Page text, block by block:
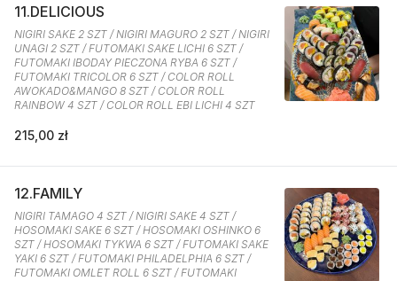
11.DELICIOUS
NIGIRI SAKE 2 SZT / NIGIRI MAGURO 2 SZT / NIGIRI
UNAGI 2 SZT / FUTOMAKI SAKE LICHI 6 SZT /
FUTOMAKI IBODAY PIECZONA RYBA 6 SZT /
FUTOMAKI TRICOLOR 6 SZT / COLOR ROLL
AWOKADO&MANGO 8 SZT / COLOR ROLL
RAINBOW 4 SZT / COLOR ROLL EBI LICHI 4 SZT
215,00 zł
12.FAMILY
NIGIRI TAMAGO 4 SZT / NIGIRI SAKE 4 SZT /
HOSOMAKI SAKE 6 SZT / HOSOMAKI OSHINKO 6
SZT / HOSOMAKI TYKWA 6 SZT / FUTOMAKI SAKE
YAKI 6 SZT / FUTOMAKI PHILADELPHIA 6 SZT /
FUTOMAKI OMLET ROLL 6 SZT / FUTOMAKI